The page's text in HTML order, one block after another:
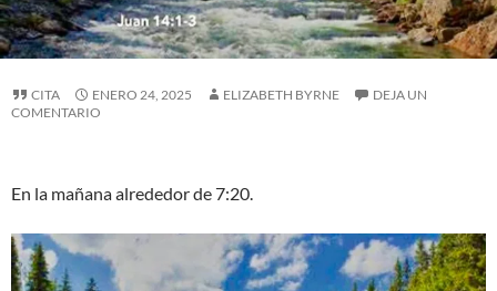
CITA ENERO 24, 2025 ELIZABETH BYRNE
DEJA UN
COMENTARIO
En la mañana alrededor de 7:20.